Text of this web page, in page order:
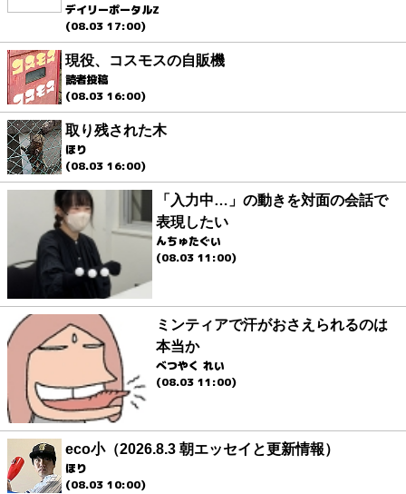
デイリーポータルZ
(08.03 17:00)
現役、コスモスの自販機
読者投稿
(08.03 16:00)
取り残された木
ほり
(08.03 16:00)
「入力中…」の動きを対面の会話で
表現したい
んちゅたぐい
(08.03 11:00)
ミンティアで汗がおさえられるのは
本当か
べつやく れい
(08.03 11:00)
eco小（2026.8.3 朝エッセイと更新情報）
ほり
(08.03 10:00)